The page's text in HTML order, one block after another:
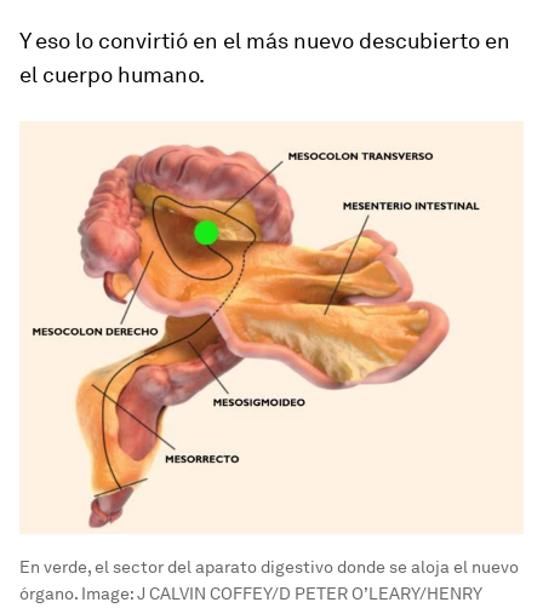
Y eso lo convirtió en el más nuevo descubierto en
el cuerpo humano.
En verde, el sector del aparato digestivo donde se aloja el nuevo
órgano. Image:J CALVIN COFFEY/D PETER O’LEARY/HENRY